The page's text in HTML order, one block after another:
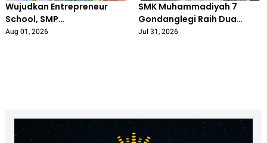
Wujudkan Entrepreneur
School, SMP
Muhammadiyah 5
Aug 01, 2026
SMK Muhammadiyah 7
Gondanglegi Raih Dua
Penghargaan Pendidikan,
Jul 31, 2026